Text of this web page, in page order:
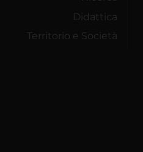
Didattica
Territorio e Società